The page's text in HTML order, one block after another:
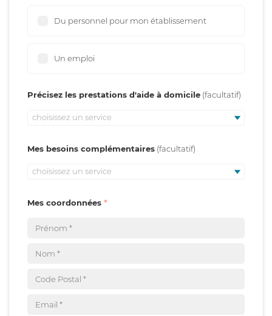
Du personnel pour mon établissement
Un emploi
Précisez les prestations d'aide à domicile
choisissez un service
Mes besoins complémentaires
choisissez un service
Mes coordonnées